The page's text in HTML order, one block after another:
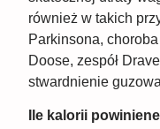
również w takich
Parkinsona,
Doose, zespół
stwardnienie
Ile kalorii